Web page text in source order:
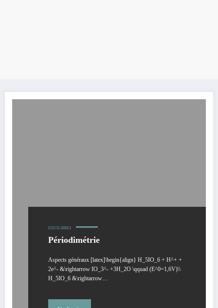
EQUILIBRES
Périodimétrie
Aspects généraux [latex]\begin{align} H_5IO_6 + H^+ +
2e^- &\rightarrow IO_3^- +3H_2O \qquad (E^0=1,6V)\\
H_5IO_6 &\rightarrow…